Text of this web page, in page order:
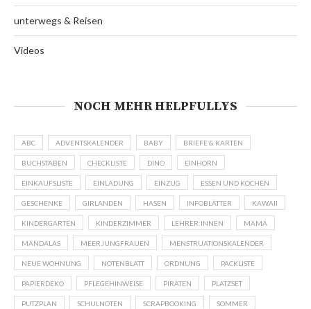
unterwegs & Reisen
Videos
NOCH MEHR HELPFULLYS
ABC ADVENTSKALENDER BABY BRIEFE & KARTEN
BUCHSTABEN CHECKLISTE DINO EINHORN
EINKAUFSLISTE EINLADUNG EINZUG ESSEN UND KOCHEN
GESCHENKE GIRLANDEN HASEN INFOBLÄTTER KAWAII
KINDERGARTEN KINDERZIMMER LEHRER:INNEN MAMA
MANDALAS MEERJUNGFRAUEN MENSTRUATIONSKALENDER
NEUE WOHNUNG NOTENBLATT ORDNUNG PACKLISTE
PAPIERDEKO PFLEGEHINWEISE PIRATEN PLATZSET
PUTZPLAN SCHULNOTEN SCRAPBOOKING SOMMER